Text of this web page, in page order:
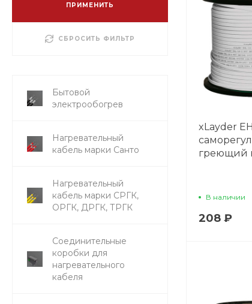
ПРИМЕНИТЬ
СБРОСИТЬ ФИЛЬТР
Бытовой
электрообогрев
Нагревательный
кабель марки Санто
Нагревательный
кабель марки СРГК,
ОРГК, ДРГК, ТРГК
Соединительные
коробки для
нагревательного
кабеля
xLayder
греющий
В наличии
208 ₽